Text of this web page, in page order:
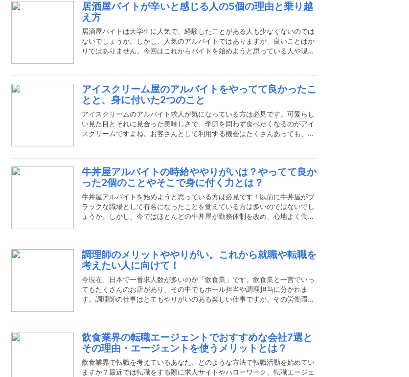
バイトの仕事内容ってどんな内容？ラーメン屋のアルバイトは主にホール業
務が中心です。簡単な調理補助をアルバイトがすることもありますが、キッ
チン業務は正社員が担うことがほとんどです。ホール業務はキ
居酒屋バイトが辛いと感じる人の5個の理由と乗り越
え方
居酒屋バイトは大学生に人気で、経験したことがある人も少なくないのでは
ないでしょうか。しかし、人気のアルバイトではありますが、良いことばか
りではありません。今回はこれからバイトを始めようと思っている人や現在
かな仕事内容とは？居酒屋のアルバイトは大きく二種類の業務に分類されま
す。ホール業務とキッチン業務と言われるものです。ホール業務ほとんどの
アルバイトがホール業務に従事することになります。場所によ
アイスクリーム屋のアルバイトをやってて良かったこ
とと、身に付いた2つのこと
アイスクリームのアルバイト求人が気になっている方は必見です。可愛らし
い見た目とそれに見合った美味しさで、季節を問わず食べたくなるのがアイ
スクリームですよね。お客さんとして利用する機会はたくさんあっても、働
んなところでアイスクリーム屋のアルバイトをやりました筆者が勤務してい
たのは、駅ビル内の大手チェーン店です。人手が足りないときにはショッピ
ングモールに駆り出されることもありました。アイスクリーム
牛丼屋アルバイトの時給ややりがいは？やってて良か
った2個のことやそこで身に付く力とは？
牛丼屋アルバイトを始めようと思っている方は必見です！以前に牛丼屋がブ
ラックな職場として有名になったことを覚えている方は多いのではないでし
ょうか。しかし、今ではほとんどの牛丼屋が勤務体制を改め、心地よく働け
イトをやりました私がバイトをしていた牛丼屋は地元の駅前、徒歩1分程度
のところにありました。電車1本で都心に行くことのできる町でしたのでベ
ッドタウンとして利用しているサラリーマンなども多く、夜は
調理師のメリットややりがい。これから就職や転職を
考えたい人に向けて！
今現在、日本で一番求人数が多いのが「飲食業」です。飲食業と一言でいっ
てもたくさんのお店があり、その中でもホール担当や調理担当に分かれま
す。調理師の仕事はとてもやりがいのある楽しい仕事ですが、その労働環境
てしまうのは本当にもったいないことです。今回は料理を作るプロ、「調理
師」に注目してその仕事内容や調理師として働くメリット、やりがいや進ん
だ先にある将来などについてお話をして行きましょう。今現在調
飲食業界の転職エージェントでおすすめな会社7選と
その理由・エージェントを使うメリットとは？
飲食業界で転職を考えているあなた、どのような方法で転職活動を始めてい
ますか？最近では転職をする際に求人サイトやハローワーク、転職エージェ